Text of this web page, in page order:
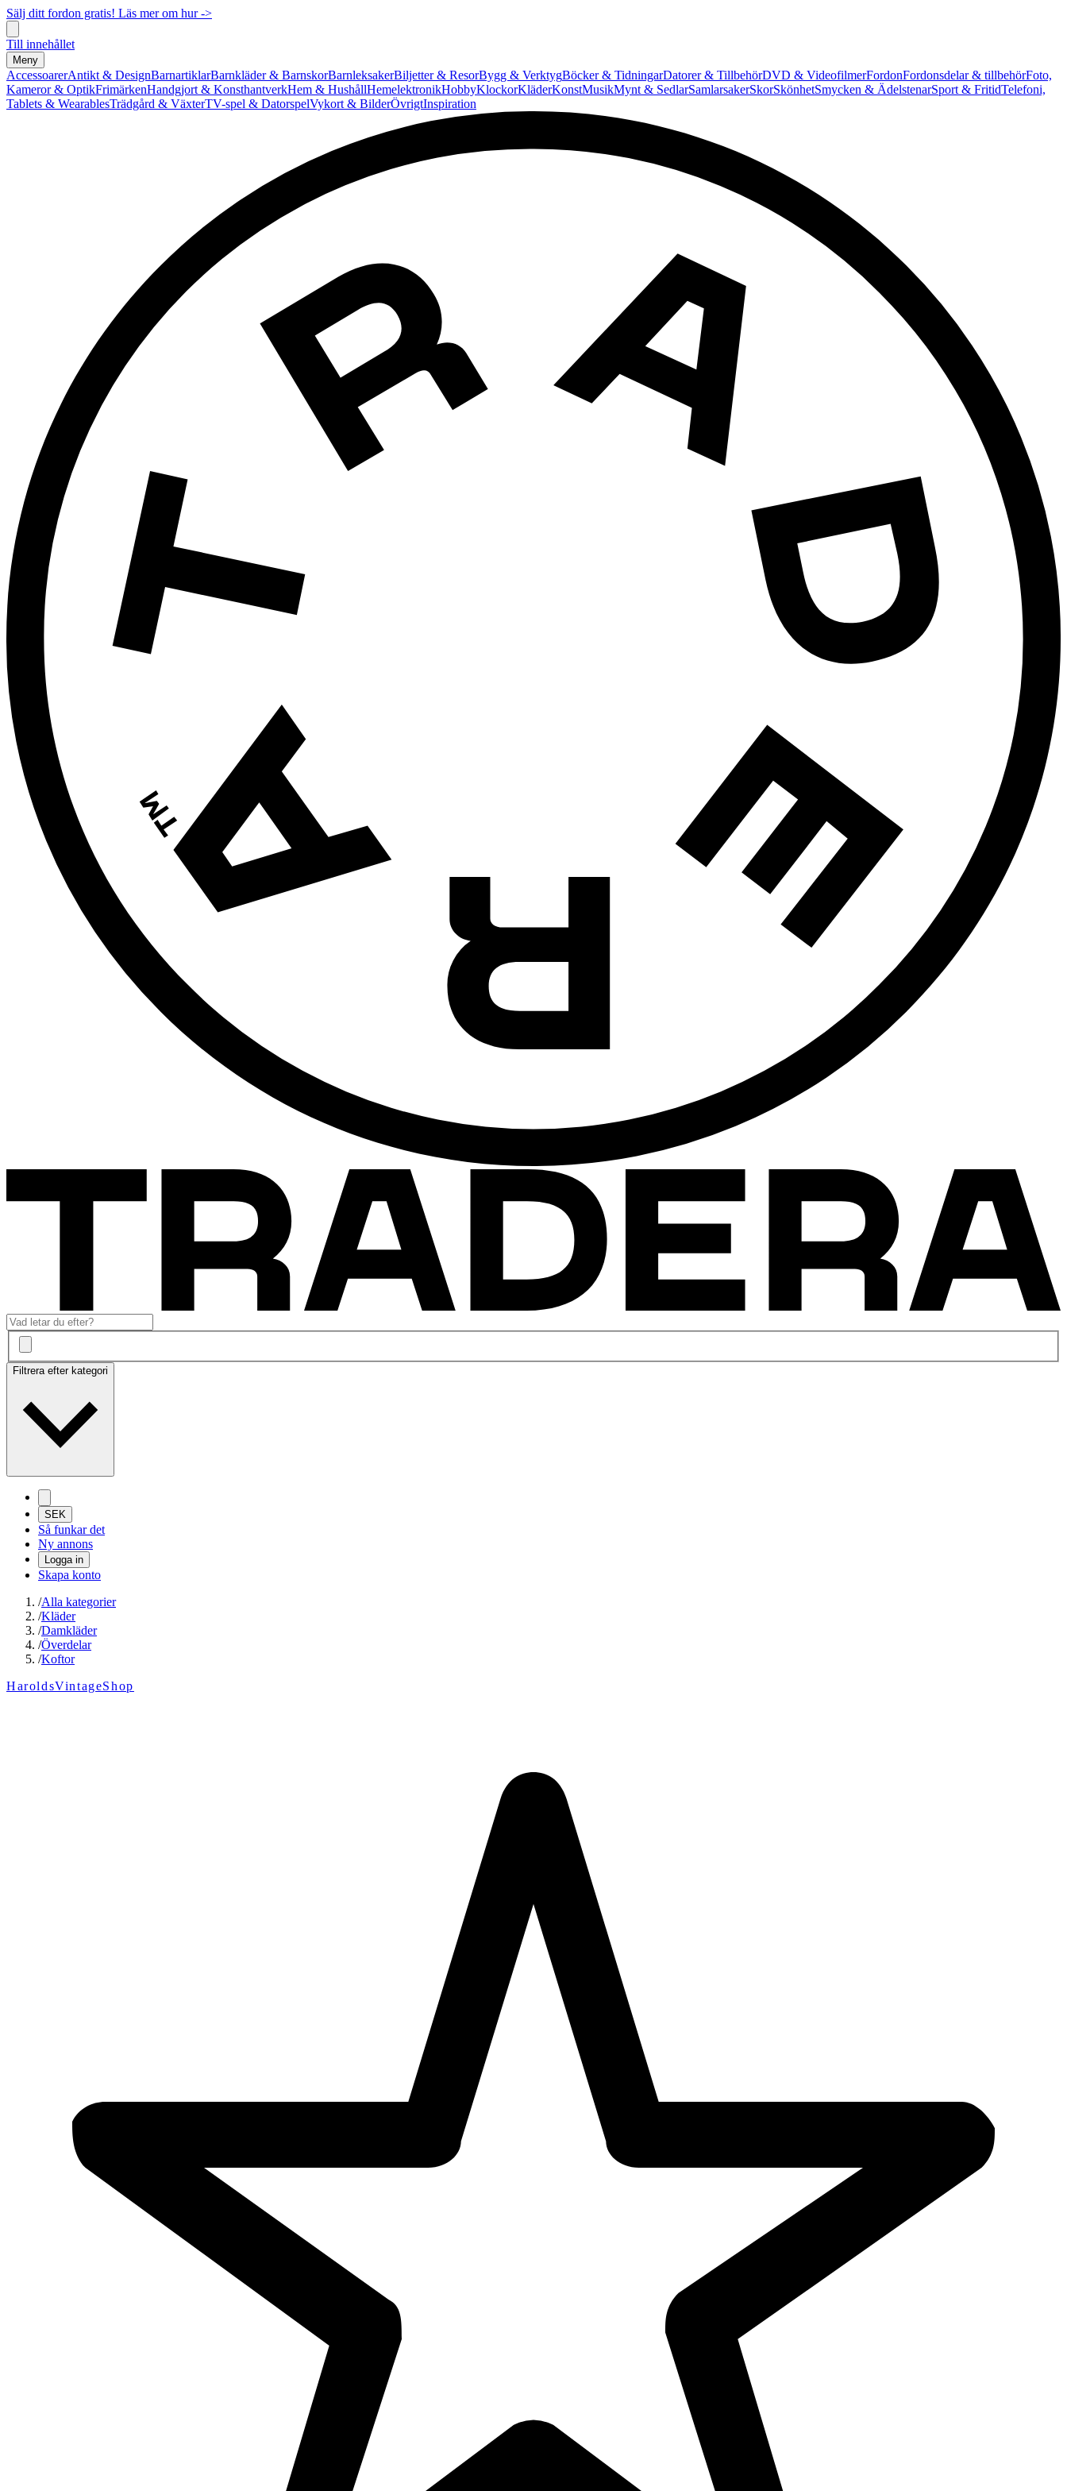
Sälj ditt fordon gratis! Läs mer om hur ->
Till innehållet
Meny
AccessoarerAntikt & DesignBarnartiklarBarnkläder & BarnskorBarnleksakerBiljetter & ResorBygg & VerktygBöcker & TidningarDatorer & TillbehörDVD & VideofilmerFordonFordonsdelar & tillbehörFoto,
Kameror & OptikFrimärkenHandgjort & KonsthantverkHem & HushållHemelektronikHobbyKlockorKläderKonstMusikMynt & SedlarSamlarsakerSkorSkönhetSmycken & ÄdelstenarSport & FritidTelefoni,
Tablets & WearablesTrädgård & VäxterTV-spel & DatorspelVykort & BilderÖvrigtInspiration
Filtrera efter kategori
SEK
Så funkar det
Ny annons
Logga in
Skapa konto
/Alla kategorier
/Kläder
/Damkläder
/Överdelar
/Koftor
HaroldsVintageShop